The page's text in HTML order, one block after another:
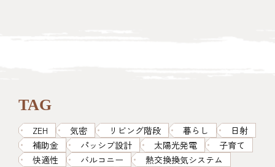
TAG
ZEH 気密 リビング階段 暮らし
日射
補助金
パッシブ設計 太陽光発電
子育て
快適性
バルコニー
熱交換換気システム